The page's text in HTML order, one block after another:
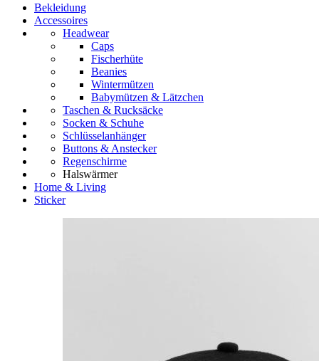
Bekleidung
Accessoires
Headwear
Caps
Fischerhüte
Beanies
Wintermützen
Babymützen & Lätzchen
Taschen & Rucksäcke
Socken & Schuhe
Schlüsselanhänger
Buttons & Anstecker
Regenschirme
Halswärmer
Home & Living
Sticker